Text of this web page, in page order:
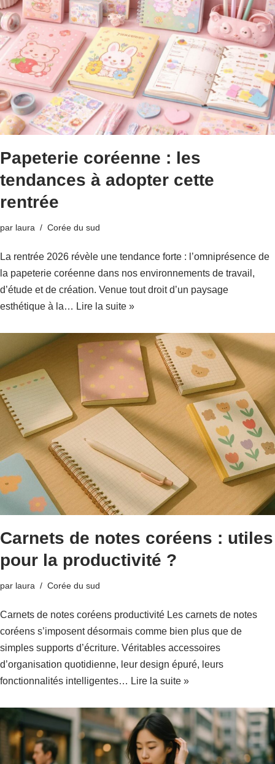
Papeterie coréenne : les
tendances à adopter cette
rentrée
par laura Corée du sud
La rentrée 2026 révèle une tendance forte : l’omniprésence de
la papeterie coréenne dans nos environnements de travail,
d’étude et de création. Venue tout droit d’un paysage
esthétique à la… Lire la suite »
Carnets de notes coréens : utiles
pour la productivité ?
par laura Corée du sud
Carnets de notes coréens productivité Les carnets de notes
coréens s’imposent désormais comme bien plus que de
simples supports d’écriture. Véritables accessoires
d’organisation quotidienne, leur design épuré, leurs
fonctionnalités intelligentes… Lire la suite »